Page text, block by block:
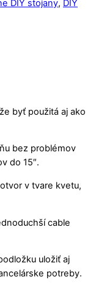
DIY stojany, DIY
byť použitá aj ako
bez problémov
do 15″.
v tvare kvetu,
cable
uložiť aj
potreby.